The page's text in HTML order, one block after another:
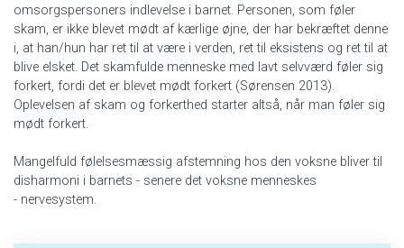
omsorgspersoners indlevelse i barnet. Personen, som føler
skam, er ikke blevet mødt af kærlige øjne, der har bekræftet denne
i, at han/hun har ret til at være i verden, ret til eksistens og ret til at
blive elsket. Det skamfulde menneske med lavt selvværd føler sig
forkert, fordi det er blevet mødt forkert (Sørensen 2013).
Oplevelsen af skam og forkerthed starter altså, når man føler sig
mødt forkert.
Mangelfuld følelsesmæssig afstemning hos den voksne bliver til
disharmoni i barnets - senere det voksne menneskes
- nervesystem.